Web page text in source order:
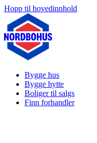
Hopp til hovedinnhold
Bygge hus
Bygge hytte
Boliger til salgs
Finn forhandler